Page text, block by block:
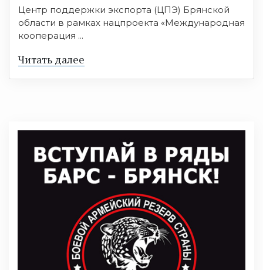
Центр поддержки экспорта (ЦПЭ) Брянской
области в рамках нацпроекта «Международная
кооперация ...
Читать далее